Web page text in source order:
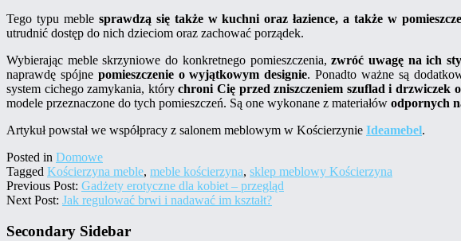
Tego typu meblesprawdzą się także w kuchni oraz łazience, a także w
utrudnić dostęp do nich dzieciom oraz zachować porządek.
Wybierając meble skrzyniowe do konkretnego pomieszczenia,zwróć uwagę na ich
naprawdę spójne pomieszczenie o wyjątkowym designie. Ponadto ważne są
system cichego zamykania, którychroni Cię przed zniszczeniem szuflad i drzwiczek
modele przeznaczone do tych pomieszczeń. Są one wykonane z materiałów odpornych
Artykuł powstał we współpracy z salonem meblowym w Kościerzynie Ideamebel.
Posted in Domowe
Tagged Kościerzyna meble, meble kościerzyna, sklep meblowy Kościerzyna
Previous Post: Gadżety erotyczne dla kobiet – przegląd
Next Post: Jak regulować brwi i nadawać im kształt?
Secondary Sidebar